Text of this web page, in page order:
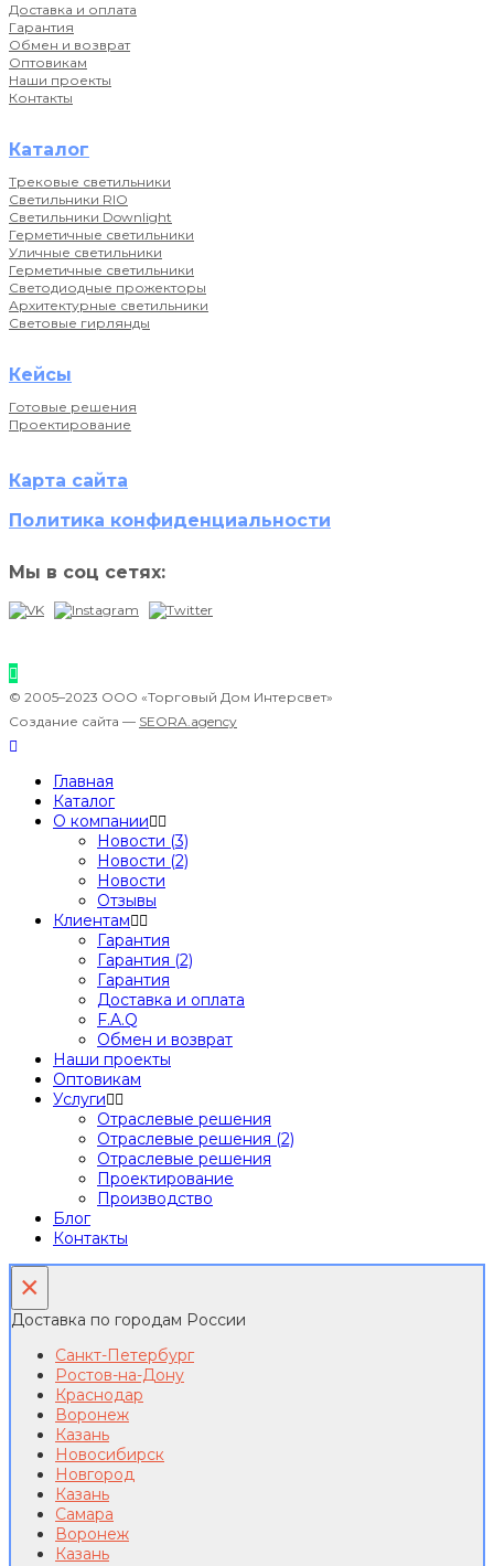
Доставка и оплата
Гарантия
Обмен и возврат
Оптовикам
Наши проекты
Контакты
Каталог
Трековые светильники
Светильники RIO
Светильники Downlight
Герметичные светильники
Уличные светильники
Герметичные светильники
Светодиодные прожекторы
Архитектурные светильники
Световые гирлянды
Кейсы
Готовые решения
Проектирование
Карта сайта
Политика конфиденциальности
Мы в соц сетях:
© 2005–2023 ООО «Торговый Дом Интерсвет»
Создание сайта — SEORA.agency
Главная
Каталог
О компании
Новости (3)
Новости (2)
Новости
Отзывы
Клиентам
Гарантия
Гарантия (2)
Гарантия
Доставка и оплата
F.A.Q
Обмен и возврат
Наши проекты
Оптовикам
Услуги
Отраслевые решения
Отраслевые решения (2)
Отраслевые решения
Проектирование
Производство
Блог
Контакты
×
Доставка по городам России
Санкт-Петербург
Ростов-на-Дону
Краснодар
Воронеж
Казань
Новосибирск
Новгород
Казань
Самара
Воронеж
Казань